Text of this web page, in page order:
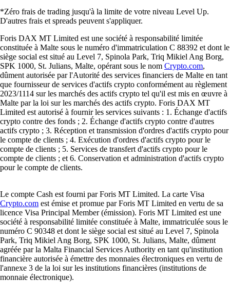
*Zéro frais de trading jusqu'à la limite de votre niveau Level Up.
D'autres frais et spreads peuvent s'appliquer.
Foris DAX MT Limited est une société à responsabilité limitée
constituée à Malte sous le numéro d'immatriculation C 88392 et dont le
siège social est situé au Level 7, Spinola Park, Triq Mikiel Ang Borg,
SPK 1000, St. Julians, Malte, opérant sous le nom Crypto.com,
dûment autorisée par l'Autorité des services financiers de Malte en tant
que fournisseur de services d'actifs crypto conformément au règlement
2023/1114 sur les marchés des actifs crypto tel qu'il est mis en œuvre à
Malte par la loi sur les marchés des actifs crypto. Foris DAX MT
Limited est autorisé à fournir les services suivants : 1. Échange d'actifs
crypto contre des fonds ; 2. Échange d'actifs crypto contre d'autres
actifs crypto ; 3. Réception et transmission d'ordres d'actifs crypto pour
le compte de clients ; 4. Exécution d'ordres d'actifs crypto pour le
compte de clients ; 5. Services de transfert d'actifs crypto pour le
compte de clients ; et 6. Conservation et administration d'actifs crypto
pour le compte de clients.
Le compte Cash est fourni par Foris MT Limited. La carte Visa
Crypto.com est émise et promue par Foris MT Limited en vertu de sa
licence Visa Principal Member (émission). Foris MT Limited est une
société à responsabilité limitée constituée à Malte, immatriculée sous le
numéro C 90348 et dont le siège social est situé au Level 7, Spinola
Park, Triq Mikiel Ang Borg, SPK 1000, St. Julians, Malte, dûment
agréée par la Malta Financial Services Authority en tant qu'institution
financière autorisée à émettre des monnaies électroniques en vertu de
l'annexe 3 de la loi sur les institutions financières (institutions de
monnaie électronique).